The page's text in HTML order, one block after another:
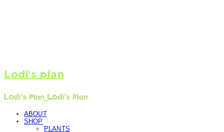
Lodi's plan
ABOUT
SHOP
PLANTS